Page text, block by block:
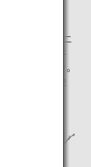
「一念坂」「二
芸品店、菓子
で賑わいます。
なんとも贅沢